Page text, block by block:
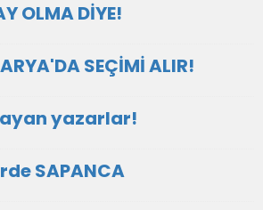
OLMA DİYE!
SEÇİMİ ALIR!
yazarlar!
SAPANCA